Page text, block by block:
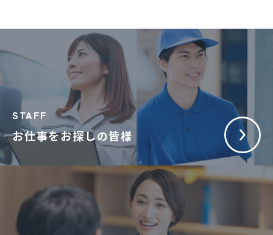
お仕事をお探しの皆様
STAFF